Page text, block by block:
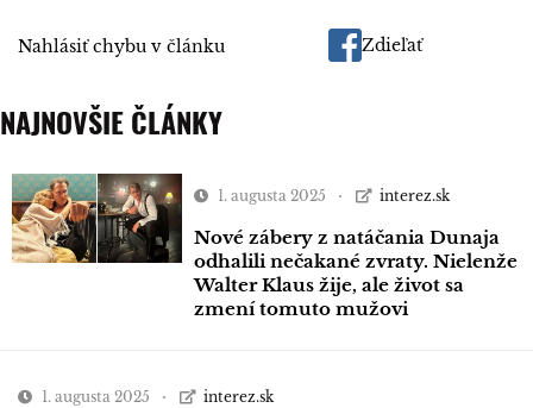
Nahlásiť chybu v článku Zdieľať
NAJNOVŠIE ČLÁNKY
1. augusta 2025 interez.sk
Nové zábery z natáčania Dunaja
odhalili nečakané zvraty. Nielenže
Walter Klaus žije, ale život sa
zmení tomuto mužovi
1. augusta 2025 interez.sk